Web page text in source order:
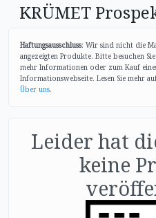
KRÜMET
Haftungsausschluss: Wir sind nicht die
angezeigten Produkte. Bitte besuchen
mehr Informationen oder zum Kauf
Informationswebseite. Lesen Sie mehr
Über uns.
Leider hat
keine